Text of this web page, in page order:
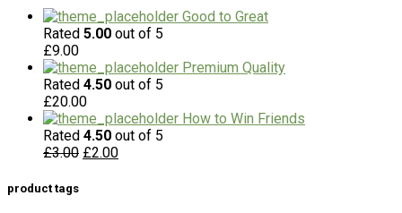
Good to Great
Rated 5.00 out of 5
£9.00
Premium Quality
Rated 4.50 out of 5
£20.00
How to Win Friends
Rated 4.50 out of 5
£3.00 £2.00
product tags